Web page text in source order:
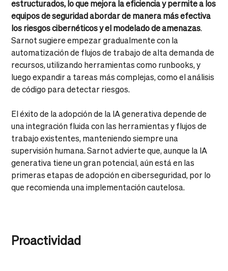
estructurados, lo que mejora la eficiencia y permite a los
equipos de seguridad abordar de manera más efectiva
los riesgos cibernéticos y el modelado de amenazas.
Sarnot sugiere empezar gradualmente con la
automatización de flujos de trabajo de alta demanda de
recursos, utilizando herramientas como runbooks, y
luego expandir a tareas más complejas, como el análisis
de código para detectar riesgos.
El éxito de la adopción de la IA generativa depende de
una integración fluida con las herramientas y flujos de
trabajo existentes, manteniendo siempre una
supervisión humana. Sarnot advierte que, aunque la IA
generativa tiene un gran potencial, aún está en las
primeras etapas de adopción en ciberseguridad, por lo
que recomienda una implementación cautelosa.
Proactividad